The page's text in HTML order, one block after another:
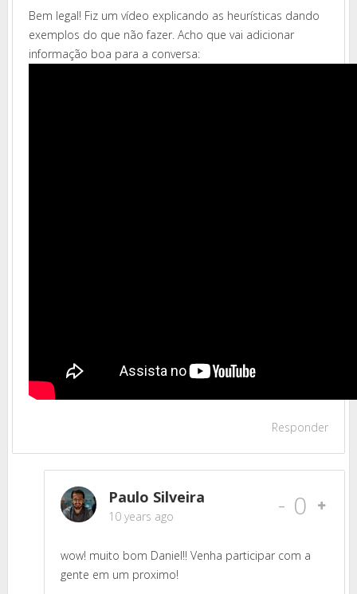
Bem legal! Fiz um vídeo explicando as heurísticas dando
exemplos do que não fazer. Acho que vai adicionar
informação boa para a conversa:
Responder
Paulo Silveira
10 years ago - 0
wow! muito bom Daniel!! Venha participar com a
gente em um proximo!